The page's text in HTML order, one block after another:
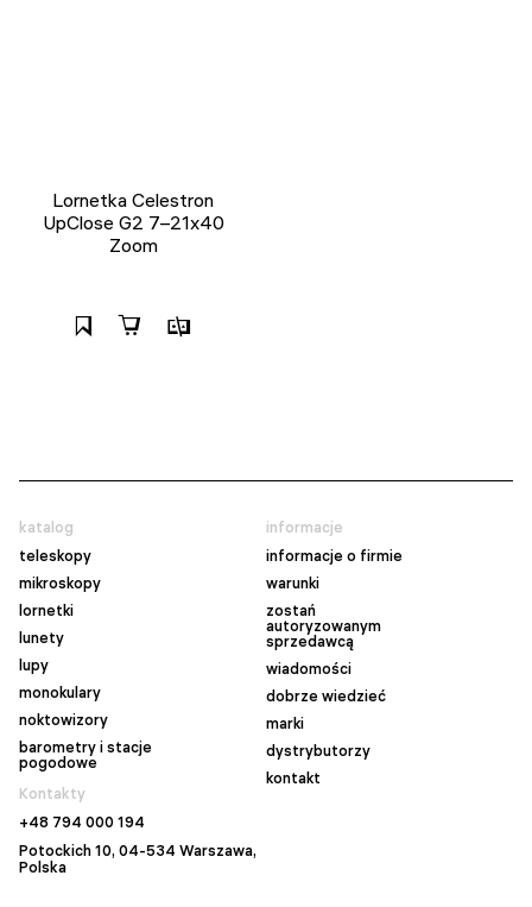
Lornetka Celestron
UpClose G2 7–21x40
Zoom
katalog
teleskopy
mikroskopy
lornetki
lunety
lupy
monokulary
noktowizory
barometry i stacje
pogodowe
informacje
informacje o firmie
warunki
zostań
autoryzowanym
sprzedawcą
wiadomości
dobrze wiedzieć
marki
dystrybutorzy
kontakt
Kontakty
+48 794 000 194
Potockich 10, 04-534 Warszawa,
Polska